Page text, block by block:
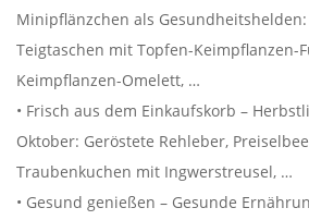
Minipflänzchen als
Teigtaschen mit Topfen-Keimpflanzen-
Keimpflanzen-Omelett, …
• Frisch aus dem Einkaufskorb –
Oktober: Geröstete Rehleber,
Traubenkuchen mit Ingwerstreusel, …
• Gesund genießen – Gesunde